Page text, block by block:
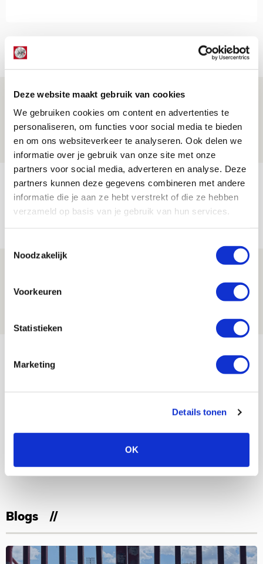
Deze website maakt gebruik van cookies
We gebruiken cookies om content en advertenties te
personaliseren, om functies voor social media te bieden
en om ons websiteverkeer te analyseren. Ook delen we
informatie over je gebruik van onze site met onze
partners voor social media, adverteren en analyse. Deze
partners kunnen deze gegevens combineren met andere
informatie die je aan ze hebt verstrekt of die ze hebben
verzameld op basis van je gebruik van hun services.
Noodzakelijk
Voorkeuren
Statistieken
Marketing
Details tonen
OK
Net binnen //
Volop enthousiasme in fotoverslag van
Europees treffen met Shelbourne
07 AUGUSTUS 2026 - 09:00
FOTOVERSLAG
Míchel niet blij met resultaat en spel
na rust: ‘De focus nam af’
07 AUGUSTUS 2026 - 08:30
Is dit de laatste wallpaper van Godts in
de Johan Cruijff Arena?
AGENDA
SEP
Blogs